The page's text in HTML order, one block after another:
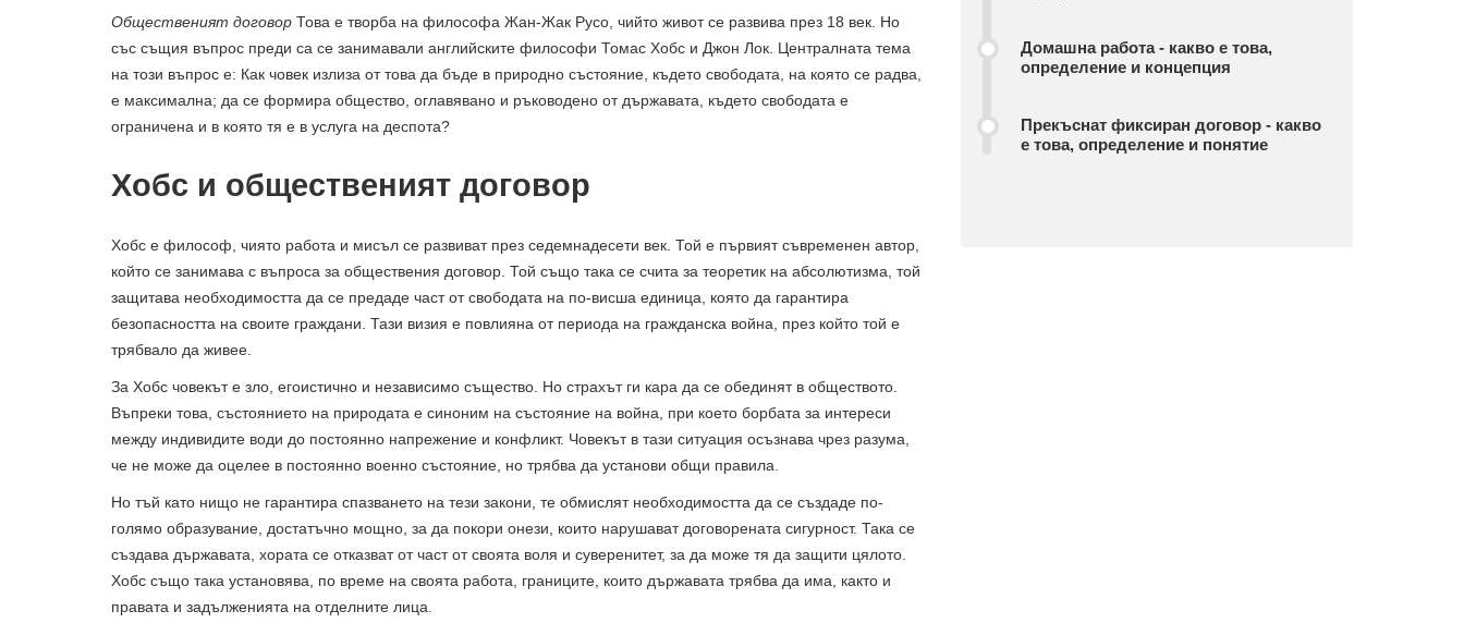
Общественият договор Това е творба на философа Жан-Жак Русо, чийто живот се развива през 18 век. Но
със същия въпрос преди са се занимавали английските философи Томас Хобс и Джон Лок. Централната тема
на този въпрос е: Как човек излиза от това да бъде в природно състояние, където свободата, на която се радва,
е максимална; да се формира общество, оглавявано и ръководено от държавата, където свободата е
ограничена и в която тя е в услуга на деспота?
Хобс и общественият договор
Хобс е философ, чиято работа и мисъл се развиват през седемнадесети век. Той е първият съвременен автор,
който се занимава с въпроса за обществения договор. Той също така се счита за теоретик на абсолютизма, той
защитава необходимостта да се предаде част от свободата на по-висша единица, която да гарантира
безопасността на своите граждани. Тази визия е повлияна от периода на гражданска война, през който той е
трябвало да живее.
За Хобс човекът е зло, егоистично и независимо същество. Но страхът ги кара да се обединят в обществото.
Въпреки това, състоянието на природата е синоним на състояние на война, при което борбата за интереси
между индивидите води до постоянно напрежение и конфликт. Човекът в тази ситуация осъзнава чрез разума,
че не може да оцелее в постоянно военно състояние, но трябва да установи общи правила.
Но тъй като нищо не гарантира спазването на тези закони, те обмислят необходимостта да се създаде по-
голямо образувание, достатъчно мощно, за да покори онези, които нарушават договорената сигурност. Така се
създава държавата, хората се отказват от част от своята воля и суверенитет, за да може тя да защити цялото.
Хобс също така установява, по време на своята работа, границите, които държавата трябва да има, както и
правата и задълженията на отделните лица.
Домашна работа - какво е това,
определение и концепция
Прекъснат фиксиран договор - какво
е това, определение и понятие